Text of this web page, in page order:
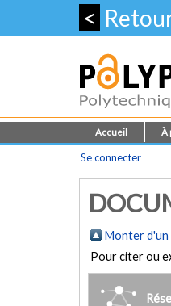
<
Accueil À
Se connecter
Monter d'un
Pour citer ou